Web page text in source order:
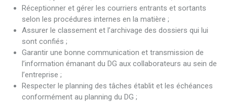
Réceptionner et gérer les courriers entrants et sortants
selon les procédures internes en la matière ;
Assurer le classement et l’archivage des dossiers qui lui
sont confiés ;
Garantir une bonne communication et transmission de
l’information émanant du DG aux collaborateurs au sein de
l’entreprise ;
Respecter le planning des tâches établit et les échéances
conformément au planning du DG ;